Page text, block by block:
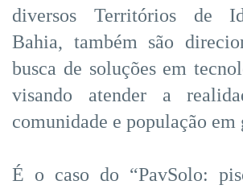
diversos Territórios de
Bahia, também são
busca de soluções em
visando atender a
comunidade e população em
É o caso do “PavSolo: